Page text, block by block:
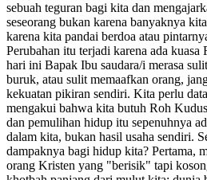
sebuah teguran bagi kita dan
seseorang bukan karena banyaknya
karena kita pandai berdoa atau
Perubahan itu terjadi karena ada
hari ini Bapak Ibu saudara/i merasa
buruk, atau sulit memaafkan orang,
kekuatan pikiran sendiri. Kita perlu
mengakui bahwa kita butuh Roh
dan pemulihan hidup itu sepenuhnya
dalam kita, bukan hasil usaha sendiri.
dampaknya bagi hidup kita? Pertama,
orang Kristen yang "berisik" tapi